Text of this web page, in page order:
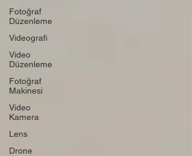
Fotoğraf
Düzenleme
Videografi
Video
Düzenleme
Fotoğraf
Makinesi
Video
Kamera
Lens
Drone